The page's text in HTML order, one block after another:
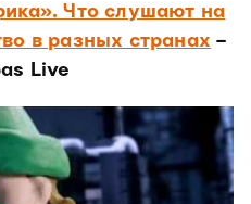
Что слушают на
в разных странах –
Live